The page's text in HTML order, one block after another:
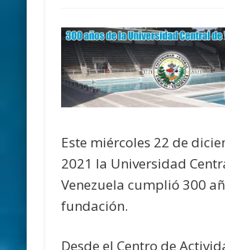
Este miércoles 22 de
2021 la Universidad
Venezuela cumplió 300
fundación.
Desde el Centro de